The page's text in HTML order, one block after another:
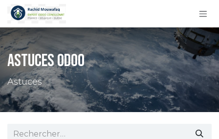
Se rendre au contenu
Astuces Odoo
Astuces